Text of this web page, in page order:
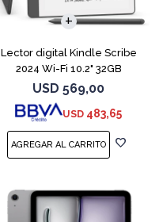
Lector digital Kindle Scribe
2024 Wi-Fi 10.2" 32GB
Tungsten
USD 569,00
USD 483,65